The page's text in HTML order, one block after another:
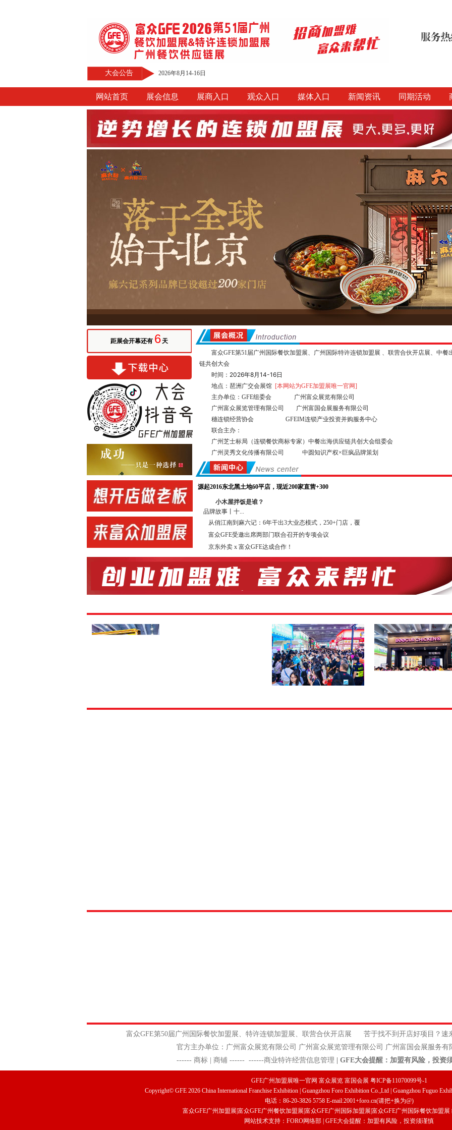
大会公告 2026年8月14-16日
网站首页 展会信息 展商入口 观众入口 媒体入口 新闻资讯 同期活动
距展会开幕还有 6 天
富众GFE第51届广州国际餐饮加盟展、广州国际特许连锁加盟展 、联营合伙开店展、 中餐
链共创大会
时间： 2026年8月14-16日
地点：琶洲广交会展馆 [本网站为GFE加盟展唯一官网]
主办单位：GFE组委会 广州富众展览有限公司
广州富众展览管理有限公司 广州富国会展服务有限公司
穗连锁经营协会 GFEIM连锁产业投资并购服务中心
联合主办：
广州芝士标局（连锁餐饮商标专家） 中餐出海供应链共创大会组委会
广州灵秀文化传播有限公司
中圆知识产权×巨疯品牌策划
中国投资并购50人论坛组委会 GFE华南教育展组委会
广东省高考研究会升学规划委员会 广东省生涯教育研究院
协办单位：
新加坡中国商业协会 佛山市连锁企业协会
佛山市南海区连锁企业商会 广州市咖啡行业协会
转型界 信达亚洲综合产业有限合伙基金
合作直播单位：亚洲直播产业联盟 深圳网络直播协会
展会同期举办投资加盟高峰论坛，欢迎您来参加听讲！
合作媒体：抖音、今日头条、广东电视台、广州电视台、南方电视台、广州连锁、百度 、
特许连锁加盟是一种成功的、被公认为投入少、回报好的商业模式。发达国家的特许连锁
商业经营中占有很高的比例，在我国特许连锁加盟还有很大的市场空间，每年以50%～60%的速
勃增长。根据商务部的有关数据，我国目前已成为世界上特许连锁加盟体系至多的国家。
富众展览FORO EXHIBITION举办的广州餐饮加盟&特许连锁加盟展作为目前华南地区规
寻找加盟项目的优选接洽平台。上届展会，各大主流媒体争相报道，现场人潮涌动，投资者云
源起2016东北黑土地60平店，现近200家直营+300
小木屋拌饭是谁？
品牌故事丨十...
从俏江南到麻六记：6年干出3大业态模式，250+门店，覆
富众GFE受邀出席两部门联合召开的专项会议
京东外卖 x 富众GFE达成合作！
富众GFE第50届广州国际餐饮加盟展、特许连锁加盟展、联营合伙开店展 苦于找不到开店好项目？速
官方主办单位：广州富众展览有限公司 广州富众展览管理有限公司 广州富国会展服务有限
------ 商标 | 商铺 ------ ------商业特许经营信息管理 GFE大会提醒：加盟有风险，投资
GFE广州加盟展唯一官网 富众展览 富国会展 粤ICP备11070099号-1
Copyright© GFE 2026 China International Franchise Exhibition | Guangzhou Foro Exhibition Co.,Ltd | Guangzhou Fuguo
电话：86-20-3826 5758 E-mail:2001+foro.cn(请把+换为@)
富众GFE广州加盟展 富众GFE广州餐饮加盟展 富众GFE广州国际加盟展 富众GFE广州国际餐饮加盟展
网站技术支持：FORO网络部 | GFE大会提醒：加盟有风险，投资须谨慎